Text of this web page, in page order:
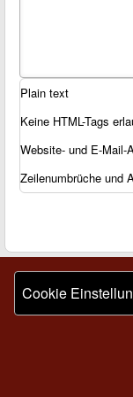
Plain text
Keine HTML-Tags
Website- und E-Mail-
Zeilenumbrüche und